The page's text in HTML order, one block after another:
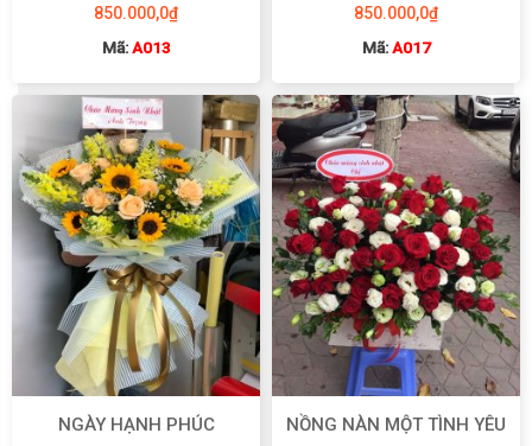
850.000,0₫
Mã:A013
850.000,0₫
Mã:A017
NGÀY HẠNH PHÚC NỒNG NÀN MỘT TÌNH YÊU